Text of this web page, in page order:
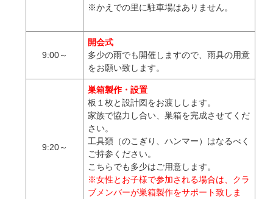
※かえでの里に駐車場はありません。
9:00～
開会式
多少の雨でも開催しますので、雨具の用意
をお願い致します。
9:20～
巣箱製作・設置
板１枚と設計図をお渡しします。
家族で協力し合い、巣箱を完成させてくだ
さい。
工具類（のこぎり、ハンマー）はなるべく
ご持参ください。
こちらでも多少はご用意します。
※女性とお子様で参加される場合は、クラ
ブメンバーが巣箱製作をサポート致しま